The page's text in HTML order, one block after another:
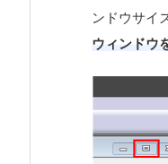
ンドウサイ
ウィンドウ